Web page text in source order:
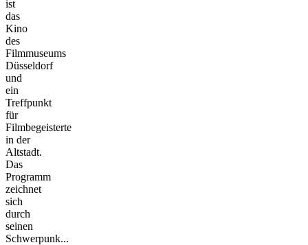
ist
das
Kino
des
Filmmuseums
Düsseldorf
und
ein
Treffpunkt
für
Filmbegeisterte
in der
Altstadt.
Das
Programm
zeichnet
sich
durch
seinen
Schwerpunk...